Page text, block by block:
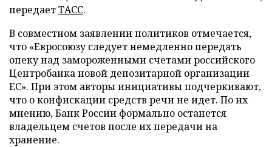
передаетТАСС.
В совместном заявлении политиков отмечается,
что «Евросоюзу следует немедленно передать
опеку над замороженными счетами российского
Центробанка новой депозитарной организации
ЕС». При этом авторы инициативы подчеркивают,
что о конфискации средств речи не идет. По их
мнению, Банк России формально останется
владельцем счетов после их передачи на
хранение.